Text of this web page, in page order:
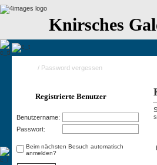
Knirsches
/ Password vergessen
Registrierte Benutzer
Benutzername:
Passwort:
Beim nächsten Besuch automatisch
anmelden?